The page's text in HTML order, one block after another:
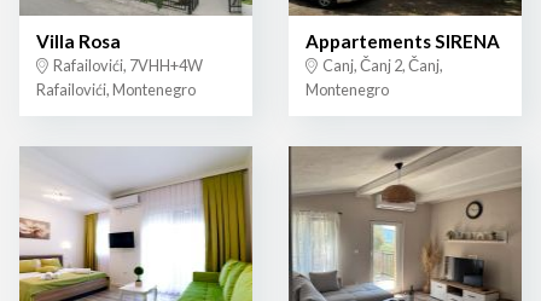
Villa Rosa
Rafailovići, 7VHH+4W
Rafailovići, Montenegro
Appartements SIRENA
Canj, Čanj 2, Čanj,
Montenegro